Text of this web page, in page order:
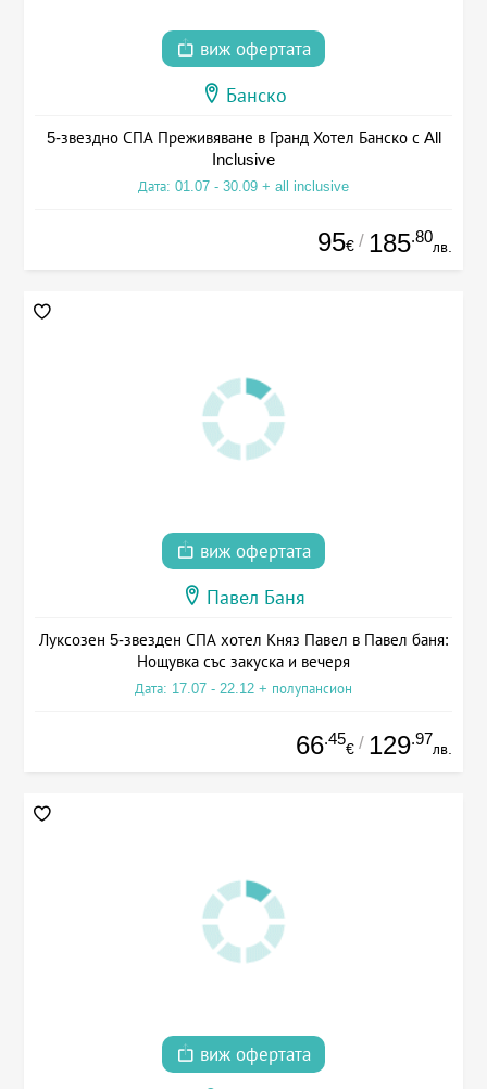
виж офертата
Банско
5-звездно СПА Преживяване в Гранд Хотел Банско с All
Inclusive
Дата: 01.07 - 30.09 + all inclusive
95€ / 185.80
лв.
виж офертата
Павел Баня
Луксозен 5-звезден СПА хотел Княз Павел в Павел баня:
Нощувка със закуска и вечеря
Дата: 17.07 - 22.12 + полупансион
66.45
€ / 129.97
лв.
виж офертата